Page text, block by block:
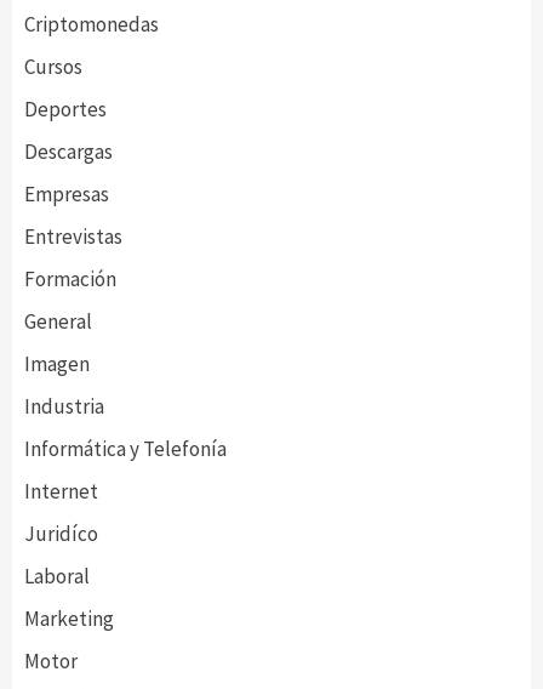
Criptomonedas
Cursos
Deportes
Descargas
Empresas
Entrevistas
Formación
General
Imagen
Industria
Informática y Telefonía
Internet
Juridíco
Laboral
Marketing
Motor